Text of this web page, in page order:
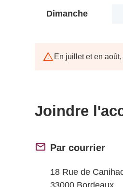
Dimanche
En juillet et en
Joindre
Par courrier
18 Rue de
33000 Bordeaux